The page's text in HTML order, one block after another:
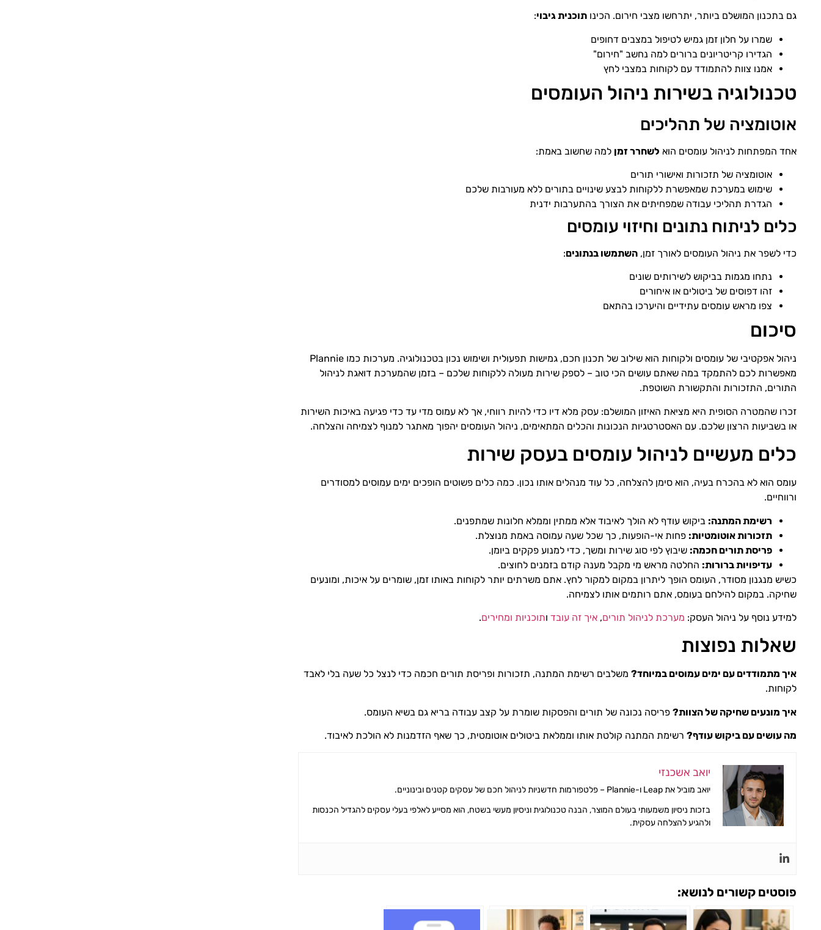
גם בתכנון המושלם ביותר, יתרחשו מצבי חירום. הכינו תוכנית גיבוי:
שמרו על חלון זמן גמיש לטיפול במצבים דחופים
הגדירו קריטריונים ברורים למה נחשב "חירום"
אמנו צוות להתמודד עם לקוחות במצבי לחץ
טכנולוגיה בשירות ניהול העומסים
אוטומציה של תהליכים
אחד המפתחות לניהול עומסים הוא לשחרר זמן למה שחשוב באמת:
אוטומציה של תזכורות ואישורי תורים
שימוש במערכת שמאפשרת ללקוחות לבצע שינויים בתורים ללא מעורבות שלכם
הגדרת תהליכי עבודה שמפחיתים את הצורך בהתערבות ידנית
כלים לניתוח נתונים וחיזוי עומסים
כדי לשפר את ניהול העומסים לאורך זמן, השתמשו בנתונים:
נתחו מגמות בביקוש לשירותים שונים
זהו דפוסים של ביטולים או איחורים
צפו מראש עומסים עתידיים והיערכו בהתאם
סיכום
ניהול אפקטיבי של עומסים ולקוחות הוא שילוב של תכנון חכם, גמישות תפעולית ושימוש נכון בטכנולוגיה. מערכות כמו Plannie
מאפשרות לכם להתמקד במה שאתם עושים הכי טוב – לספק שירות מעולה ללקוחות שלכם – בזמן שהמערכת דואגת לניהול
התורים, התזכורות והתקשורת השוטפת.
זכרו שהמטרה הסופית היא מציאת האיזון המושלם: עסק מלא דיו כדי להיות רווחי, אך לא עמוס מדי עד כדי פגיעה באיכות השירות
או בשביעות הרצון שלכם. עם האסטרטגיות הנכונות והכלים המתאימים, ניהול העומסים יהפוך מאתגר למנוף לצמיחה והצלחה.
כלים מעשיים לניהול עומסים בעסק שירות
עומס הוא לא בהכרח בעיה, הוא סימן להצלחה, כל עוד מנהלים אותו נכון. כמה כלים פשוטים הופכים ימים עמוסים למסודרים
ורווחיים.
רשימת המתנה: ביקוש עודף לא הולך לאיבוד אלא ממתין וממלא חלונות שמתפנים.
תזכורות אוטומטיות: פחות אי-הופעות, כך שכל שעה עמוסה באמת מנוצלת.
פריסת תורים חכמה: שיבוץ לפי סוג שירות ומשך, כדי למנוע פקקים ביומן.
עדיפויות ברורות: החלטה מראש מי מקבל מענה קודם בזמנים לחוצים.
כשיש מנגנון מסודר, העומס הופך ליתרון במקום למקור לחץ. אתם משרתים יותר לקוחות באותו זמן, שומרים על איכות, ומונעים
שחיקה. במקום להילחם בעומס, אתם רותמים אותו לצמיחה.
למידע נוסף על ניהול העסק: מערכת לניהול תורים, איך זה עובד ותוכניות ומחירים.
שאלות נפוצות
איך מתמודדים עם ימים עמוסים במיוחד? משלבים רשימת המתנה, תזכורות ופריסת תורים חכמה כדי לנצל כל שעה בלי לאבד
לקוחות.
איך מונעים שחיקה של הצוות? פריסה נכונה של תורים והפסקות שומרת על קצב עבודה בריא גם בשיא העומס.
מה עושים עם ביקוש עודף? רשימת המתנה קולטת אותו וממלאת ביטולים אוטומטית, כך שאף הזדמנות לא הולכת לאיבוד.
יואב אשכנזי
יואב מוביל את Leap ו-Plannie – פלטפורמות חדשניות לניהול חכם של עסקים קטנים ובינוניים.
בזכות ניסיון משמעותי בעולם המוצר, הבנה טכנולוגית וניסיון מעשי בשטח, הוא מסייע לאלפי בעלי עסקים להגדיל הכנסות
ולהגיע להצלחה עסקית.
פוסטים קשורים לנושא: